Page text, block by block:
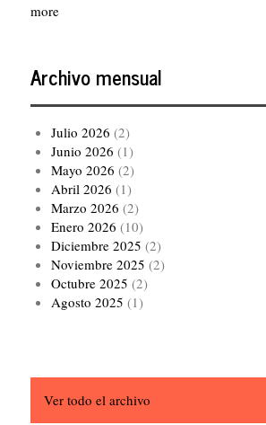
more
Archivo mensual
Julio 2026 (2)
Junio 2026 (1)
Mayo 2026 (2)
Abril 2026 (1)
Marzo 2026 (2)
Enero 2026 (10)
Diciembre 2025 (2)
Noviembre 2025 (2)
Octubre 2025 (2)
Agosto 2025 (1)
Ver todo el archivo